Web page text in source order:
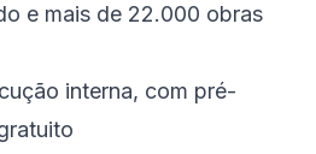
e mais de 22.000 obras
interna, com pré-